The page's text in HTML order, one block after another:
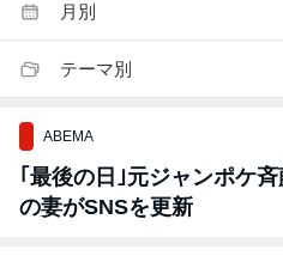
月別
テーマ別
ABEMA
｢最後の日｣元ジャンポケ
の妻がSNSを更新